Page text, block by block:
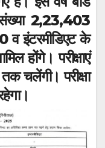
संख्या 2,23,403
इंटरमीडिएट के
होंगे। परीक्षाएं
चलेंगी। परीक्षा